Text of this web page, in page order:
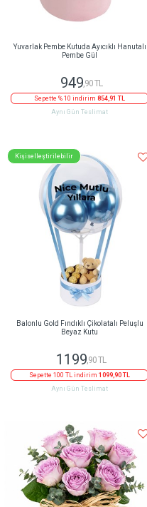
Yuvarlak Pembe Kutuda Ayıcıklı Hanutalı
Pembe Gül
949,90 TL
Sepette % 10 indirim 854,91 TL
Aynı Gün Teslimat
Kişiselleştirilebilir
Balonlu Gold Fındıklı Çikolatalı Peluşlu
Beyaz Kutu
1199,90 TL
Sepette 100 TL indirim 1099,90 TL
Aynı Gün Teslimat